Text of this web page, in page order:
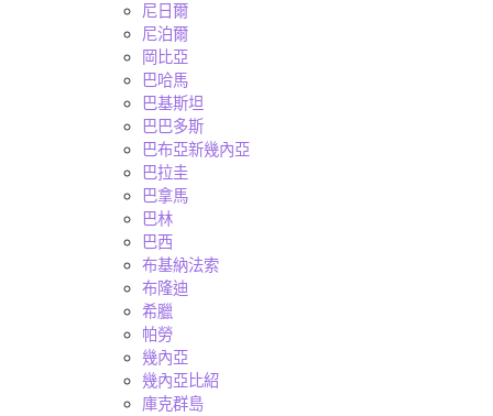
尼日爾
尼泊爾
岡比亞
巴哈馬
巴基斯坦
巴巴多斯
巴布亞新幾內亞
巴拉圭
巴拿馬
巴林
巴西
布基納法索
布隆迪
希臘
帕勞
幾內亞
幾內亞比紹
庫克群島